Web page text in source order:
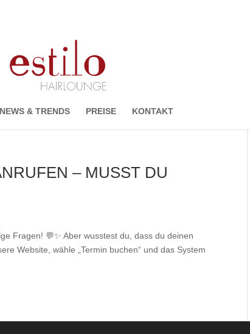
NEWS & TRENDS PREISE KONTAKT
– MUSST DU
Fragen! 💬✨ Aber wusstest du, dass du deinen
Website, wähle „Termin buchen“ und das System